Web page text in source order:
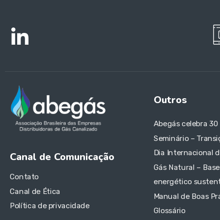
Canal de Comunicação
Contato
Canal de Ética
Política de privacidade
Outros
Abegás celebra 30
Seminário –
Dia Internacional
Gás Natural –
energético
Manual de Boas
Glossário